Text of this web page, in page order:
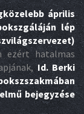
április
lép
ezért hatalmas
Id. Berki
bejegyzése